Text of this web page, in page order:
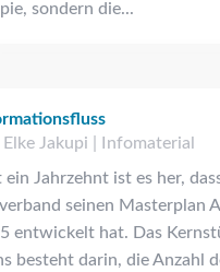
sondern die...
Elke Jakupi
Infomaterial
ein Jahrzehnt ist es her,
seinen Masterplan
entwickelt hat. Das
besteht darin, die Anzahl